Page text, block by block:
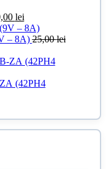
lei.
leiPrețul
curent
este:
– 8A)25,00lei
lei.